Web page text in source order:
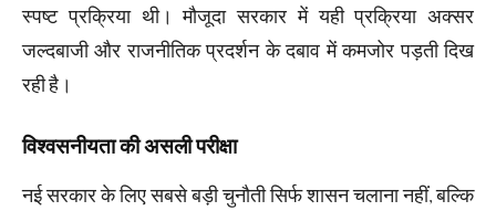
स्पष्ट प्रक्रिया थी। मौजूदा सरकार में यही प्रक्रिया अक्सर
जल्दबाजी और राजनीतिक प्रदर्शन के दबाव में कमजोर पड़ती दिख
रही है।
विश्वसनीयता की असली परीक्षा
नई सरकार के लिए सबसे बड़ी चुनौती सिर्फ शासन चलाना नहीं, बल्कि